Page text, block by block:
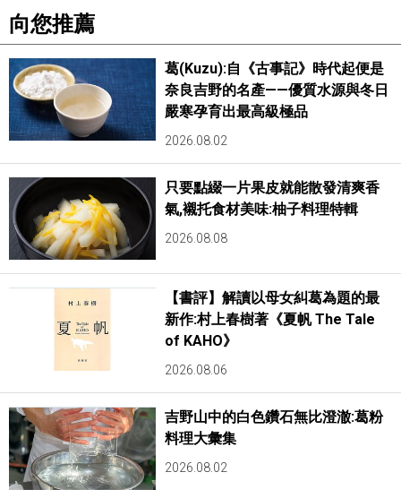
向您推薦
葛(Kuzu):自《古事記》時代起便是
奈良吉野的名產——優質水源與冬日
嚴寒孕育出最高級極品
2026.08.02
只要點綴一片果皮就能散發清爽香
氣,襯托食材美味:柚子料理特輯
2026.08.08
【書評】解讀以母女糾葛為題的最
新作:村上春樹著《夏帆 The Tale
of KAHO》
2026.08.06
吉野山中的白色鑽石無比澄澈:葛粉
料理大彙集
2026.08.02